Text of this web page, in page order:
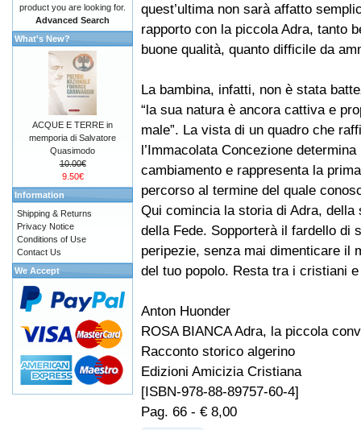
quest’ultima non sarà affatto
rapporto con la piccola Adra, tanto
buone qualità, quanto difficile da
La bambina, infatti, non è stata
“la sua natura è ancora cattiva e
male”. La vista di un quadro che
l’Immacolata Concezione
cambiamento e rappresenta la
percorso al termine del quale
Qui comincia la storia di Adra, della
della Fede. Sopporterà il fardello di
peripezie, senza mai dimenticare il
del tuo popolo. Resta tra i cristiani
Anton Huonder
ROSA BIANCA Adra, la piccola
Racconto storico algerino
Edizioni Amicizia Cristiana
[ISBN-978-88-89757-60-4]
Pag. 66 - € 8,00
product you are looking for.
Advanced Search
What's New?
ACQUE E TERRE in
memporia di Salvatore
Quasimodo
10.00€
9.50€
Information
Shipping & Returns
Privacy Notice
Conditions of Use
Contact Us
We Accept